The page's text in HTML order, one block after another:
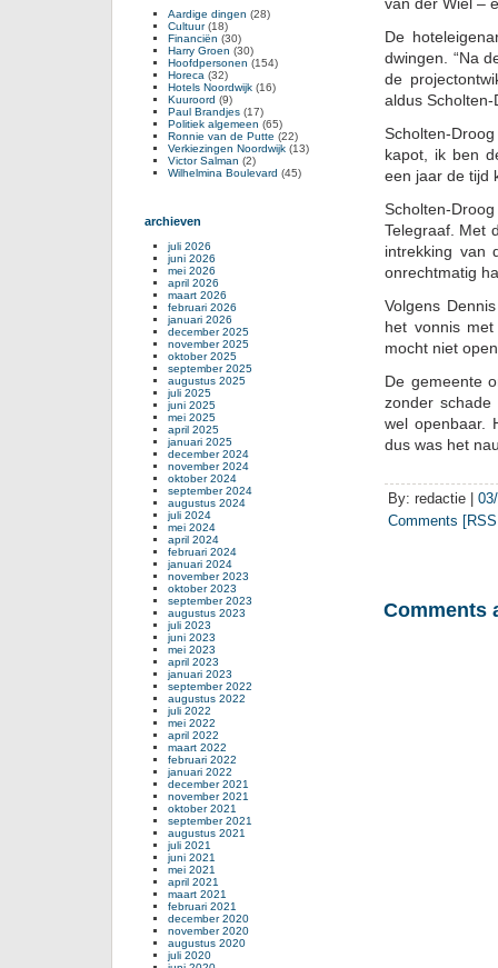
van der Wiel –
De
dwingen. “Na
de
aldus
Scholten-
kapot, ik ben
een jaar de tijd
Scholten-
Telegraaf. Met
intrekking van
onrechtmatig
Volgens
het vonnis
mocht niet
De gemeente
zonder
wel openbaar.
dus was het
By: redactie |
Comments
Comments
Aardige dingen (28)
Cultuur(18)
Financiën (30)
Harry Groen (30)
Hoofdpersonen (154)
Horeca (32)
Hotels Noordwijk (16)
Kuuroord (9)
Paul Brandjes (17)
Politiek algemeen (65)
Ronnie van de Putte (22)
Verkiezingen Noordwijk (13)
Victor Salman (2)
Wilhelmina Boulevard (45)
archieven
juli 2026
juni 2026
mei 2026
april 2026
maart 2026
februari 2026
januari 2026
december 2025
november 2025
oktober 2025
september 2025
augustus 2025
juli 2025
juni 2025
mei 2025
april 2025
januari 2025
december 2024
november 2024
oktober 2024
september 2024
augustus 2024
juli 2024
mei 2024
april 2024
februari 2024
januari 2024
november 2023
oktober 2023
september 2023
augustus 2023
juli 2023
juni 2023
mei 2023
april 2023
januari 2023
september 2022
augustus 2022
juli 2022
mei 2022
april 2022
maart 2022
februari 2022
januari 2022
december 2021
november 2021
oktober 2021
september 2021
augustus 2021
juli 2021
juni 2021
mei 2021
april 2021
maart 2021
februari 2021
december 2020
november 2020
augustus 2020
juli 2020